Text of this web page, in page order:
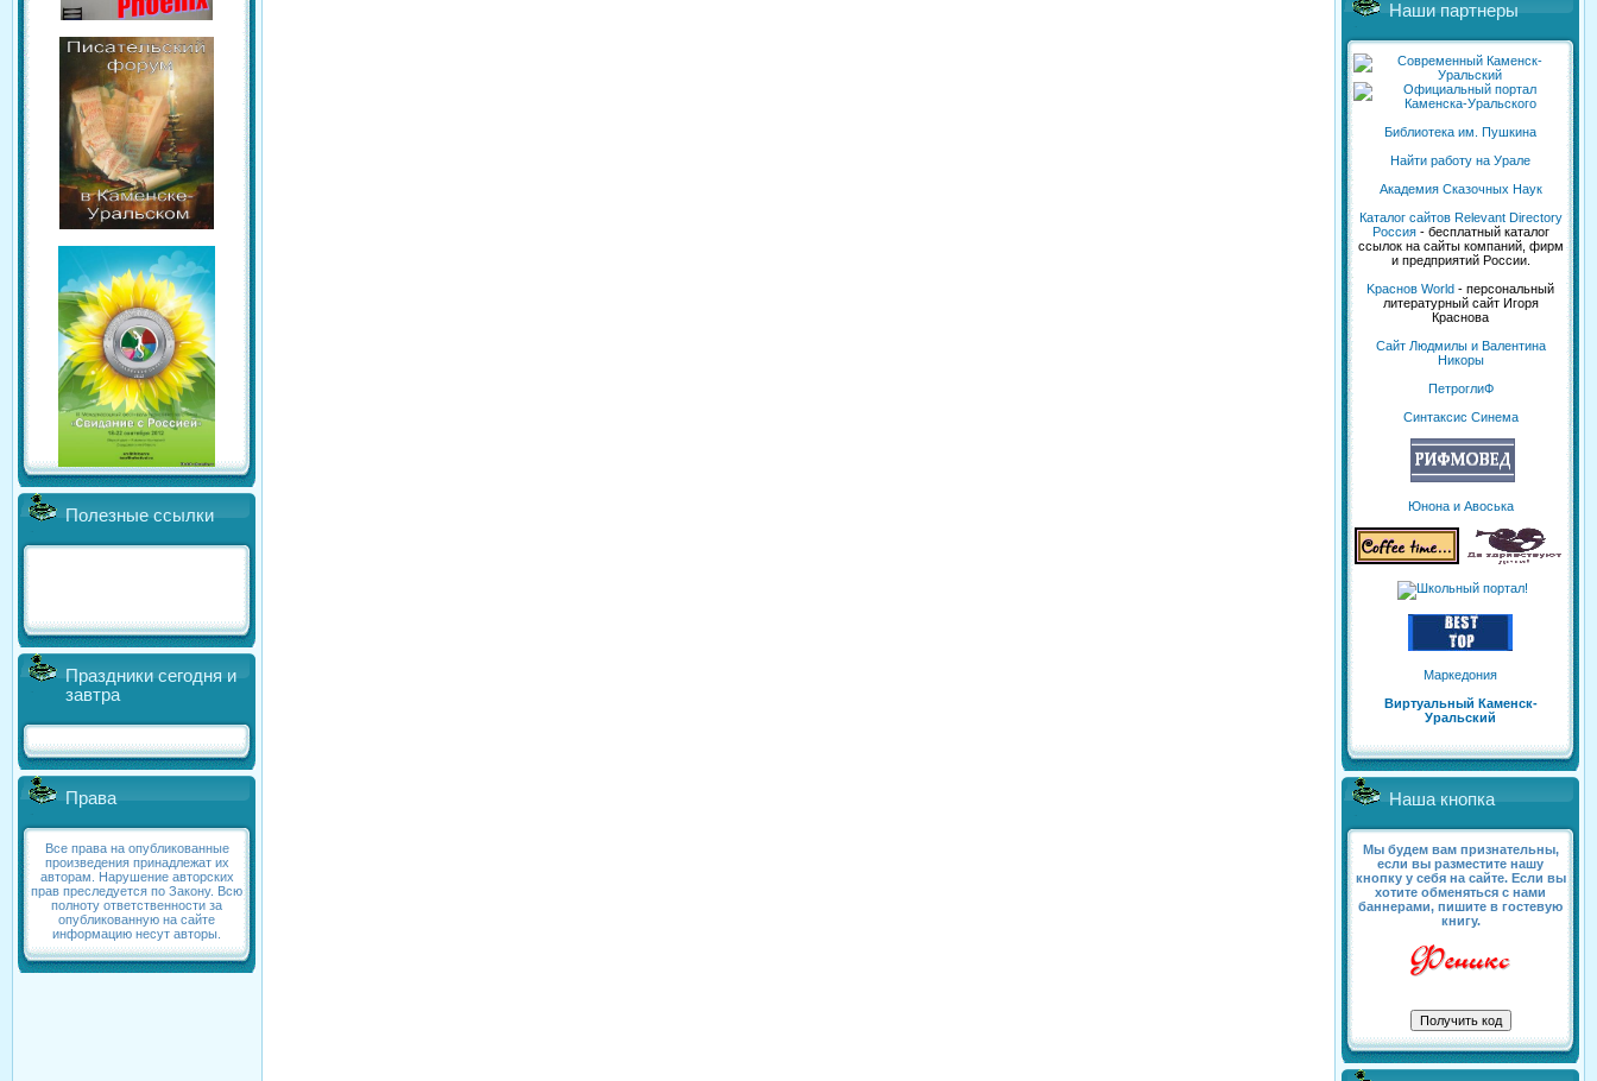
Полезные ссылки
Праздники сегодня и
завтра
Права
Все права на опубликованные
произведения принадлежат их
авторам. Нарушение авторских
прав преследуется по Закону. Всю
полноту ответственности за
опубликованную на сайте
информацию несут авторы.
Наши партнеры
Библиотека им. Пушкина
Найти работу на Урале
Академия Сказочных Наук
Каталог сайтов Relevant Directory
Россия- бесплатный каталог
ссылок на сайты компаний, фирм
и предприятий России.
Kраснов World - персональный
литературный сайт Игоря
Краснова
Сайт Людмилы и Валентина
Никоры
ПетроглиФ
Синтаксис Синема
Юнона и Авоська
Маркедония
Виртуальный Каменск-
Уральский
Наша кнопка
Мы будем вам признательны,
если вы разместите нашу
кнопку у себя на сайте. Если вы
хотите обменяться с нами
баннерами, пишите в гостевую
книгу.